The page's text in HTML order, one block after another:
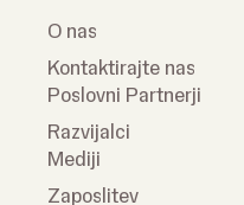
O nas
Kontaktirajte nas
Poslovni Partnerji
Razvijalci
Mediji
Zaposlitev